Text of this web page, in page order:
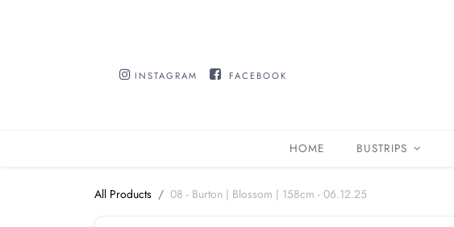
INSTAGRAM FACEBOOK
HOME BUSTRIPS
All Products 08 - Burton | Blossom | 158cm - 06.12.25